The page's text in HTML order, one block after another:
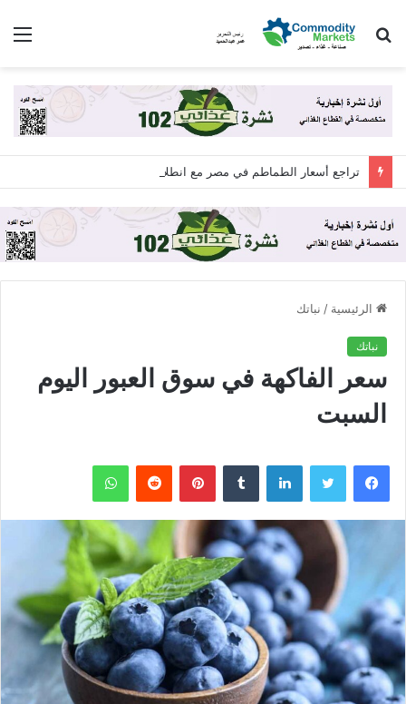
بحث
تراجع أسعار الطماطم في مصر مع انطلاق حصاد العروة الخريفية
الرئيسية / نباتك
نباتك
سعر الفاكهة في سوق العبور اليوم
السبت
فيسبوك تويتر لينكدإن بينتيريست واتساب